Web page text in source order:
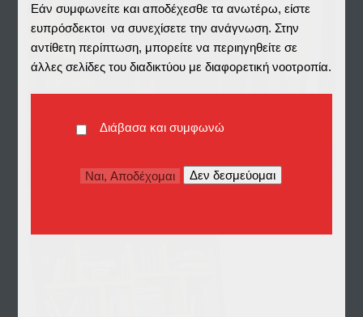
Εάν συμφωνείτε και αποδέχεσθε τα ανωτέρω, είστε
ευπρόσδεκτοι να συνεχίσετε την ανάγνωση. Στην
αντίθετη περίπτωση, μπορείτε να περιηγηθείτε σε
άλλες σελίδες του διαδικτύου με διαφορετική νοοτροπία.
Διάβασα και συμφωνώ